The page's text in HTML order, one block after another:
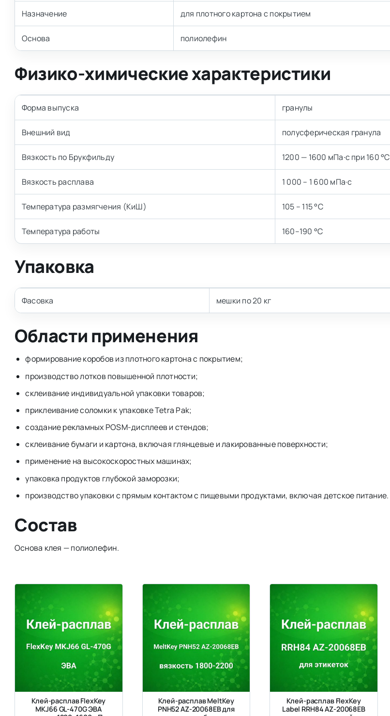
Назначение для плотного картона с покрытием
Основа полиолефин
Физико-химические характеристики
Форма выпуска гранулы
Внешний вид полусферическая гранула
Вязкость по Брукфильду 1200 — 1600 мПа∙с при 160 °C
Вязкость расплава 1 000 – 1 600 мПа·с
Температура размягчения (КиШ) 105 – 115 °C
Температура работы 160–190 °C
Упаковка
Фасовка мешки по 20 кг
Области применения
формирование коробов из плотного картона с покрытием;
производство лотков повышенной плотности;
склеивание индивидуальной упаковки товаров;
приклеивание соломки к упаковке Tetra Pak;
создание рекламных POSM-дисплеев и стендов;
склеивание бумаги и картона, включая глянцевые и лакированные поверхности;
применение на высокоскоростных машинах;
упаковка продуктов глубокой заморозки;
производство упаковки с прямым контактом с пищевыми продуктами, включая детское питание.
Состав
Основа клея — полиолефин.
Клей-расплав FlexKey
MKJ66 GL-470G ЭВА
Клей-расплав MeltKey
PNH52 AZ-20068EB для
Клей-расплав FlexKey
Label RRH84 AZ-20068EB